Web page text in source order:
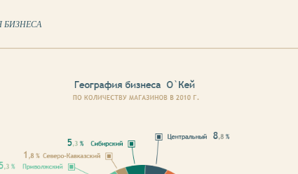
БИЗНЕСА